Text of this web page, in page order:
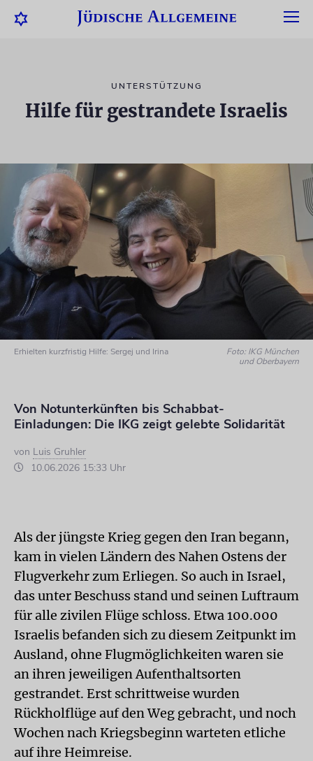
UNTERSTÜTZUNG
Hilfe für gestrandete Israelis
Erhielten kurzfristig Hilfe: Sergej und Irina
Foto: IKG München
und Oberbayern
Von Notunterkünften bis Schabbat-
Einladungen: Die IKG zeigt gelebte Solidarität
von Luis Gruhler
10.06.2026 15:33 Uhr
Als der jüngste Krieg gegen den Iran begann,
kam in vielen Ländern des Nahen Ostens der
Flugverkehr zum Erliegen. So auch in Israel,
das unter Beschuss stand und seinen Luftraum
für alle zivilen Flüge schloss. Etwa 100.000
Israelis befanden sich zu diesem Zeitpunkt im
Ausland, ohne Flugmöglichkeiten waren sie
an ihren jeweiligen Aufenthaltsorten
gestrandet. Erst schrittweise wurden
Rückholflüge auf den Weg gebracht, und noch
Wochen nach Kriegsbeginn warteten etliche
auf ihre Heimreise.